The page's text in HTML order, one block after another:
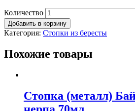
Количество
Добавить в корзину
Категория: Стопки из бересты
Похожие товары
Стопка (металл)